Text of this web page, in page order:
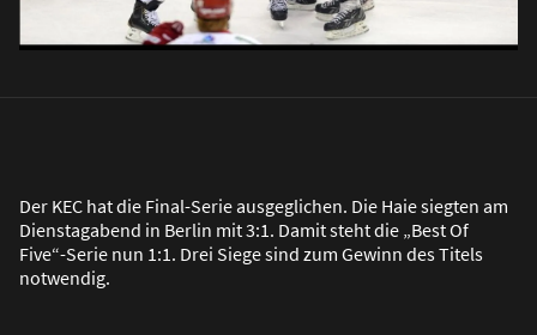
Der KEC hat die Final-Serie ausgeglichen. Die Haie siegten am
Dienstagabend in Berlin mit 3:1. Damit steht die „Best Of
Five“-Serie nun 1:1. Drei Siege sind zum Gewinn des Titels
notwendig.